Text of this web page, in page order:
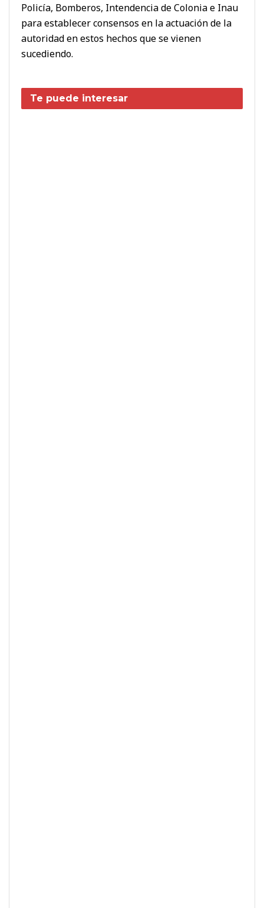
Policía, Bomberos, Intendencia de Colonia e Inau
para establecer consensos en la actuación de la
autoridad en estos hechos que se vienen
sucediendo.
Te puede interesar